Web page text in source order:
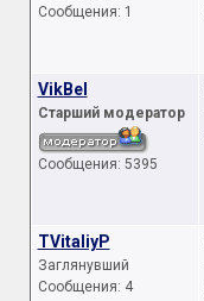
Сообщения: 1
VikBel
Старший модератор
Сообщения: 5395
TVitaliyP
Заглянувший
Сообщения: 4